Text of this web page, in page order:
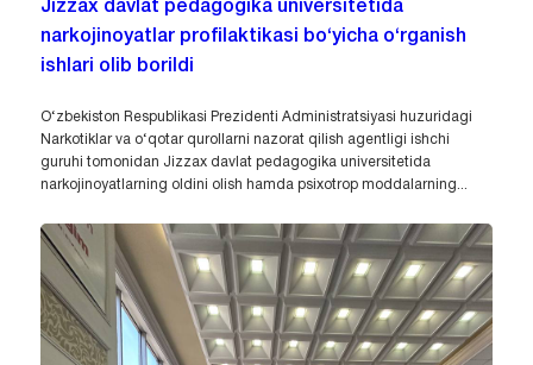
Jizzax davlat pedagogika universitetida
narkojinoyatlar profilaktikasi bo‘yicha o‘rganish
ishlari olib borildi
O‘zbekiston Respublikasi Prezidenti Administratsiyasi huzuridagi
Narkotiklar va o‘qotar qurollarni nazorat qilish agentligi ishchi
guruhi tomonidan Jizzax davlat pedagogika universitetida
narkojinoyatlarning oldini olish hamda psixotrop moddalarning...